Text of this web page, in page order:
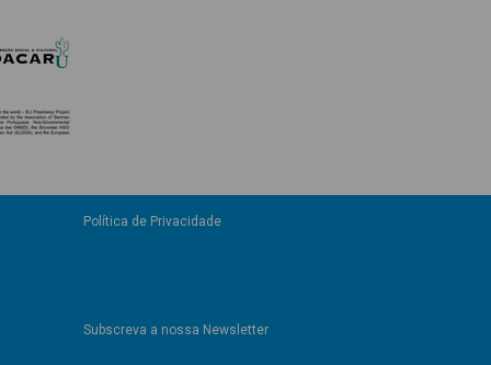
Política de Privacidade
Subscreva a nossa Newsletter